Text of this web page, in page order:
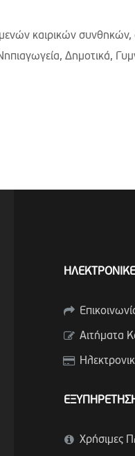
καιρικών συνθηκών,
Δημοτικά,
Αιτήματα
Χρήσιμες